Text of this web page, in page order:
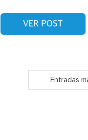
VER POST
Entradas